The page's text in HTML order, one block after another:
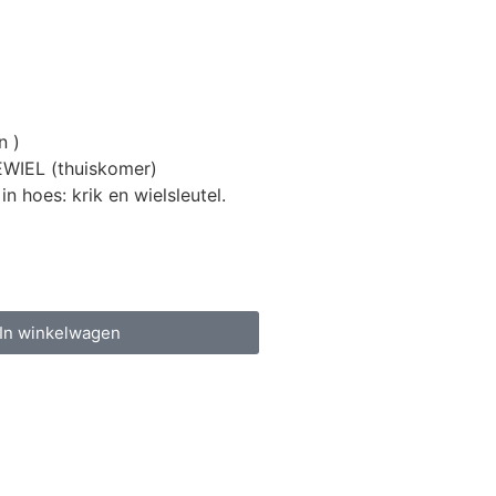
)
(thuiskomer)
hoes: krik en wielsleutel.
winkelwagen